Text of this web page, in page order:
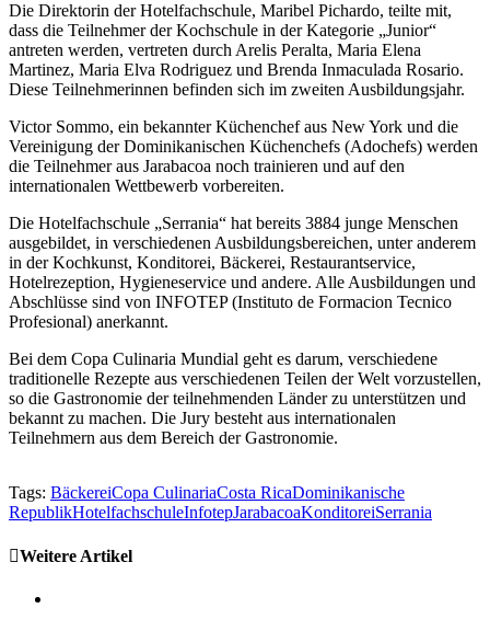
Die Direktorin der Hotelfachschule, Maribel Pichardo, teilte mit,
dass die Teilnehmer der Kochschule in der Kategorie „Junior“
antreten werden, vertreten durch Arelis Peralta, Maria Elena
Martinez, Maria Elva Rodriguez und Brenda Inmaculada Rosario.
Diese Teilnehmerinnen befinden sich im zweiten Ausbildungsjahr.
Victor Sommo, ein bekannter Küchenchef aus New York und die
Vereinigung der Dominikanischen Küchenchefs (Adochefs) werden
die Teilnehmer aus Jarabacoa noch trainieren und auf den
internationalen Wettbewerb vorbereiten.
Die Hotelfachschule „Serrania“ hat bereits 3884 junge Menschen
ausgebildet, in verschiedenen Ausbildungsbereichen, unter anderem
in der Kochkunst, Konditorei, Bäckerei, Restaurantservice,
Hotelrezeption, Hygieneservice und andere. Alle Ausbildungen und
Abschlüsse sind von INFOTEP (Instituto de Formacion Tecnico
Profesional) anerkannt.
Bei dem Copa Culinaria Mundial geht es darum, verschiedene
traditionelle Rezepte aus verschiedenen Teilen der Welt vorzustellen,
so die Gastronomie der teilnehmenden Länder zu unterstützen und
bekannt zu machen. Die Jury besteht aus internationalen
Teilnehmern aus dem Bereich der Gastronomie.
Tags: BäckereiCopa CulinariaCosta RicaDominikanische
RepublikHotelfachschuleInfotepJarabacoaKonditoreiSerrania
Weitere Artikel